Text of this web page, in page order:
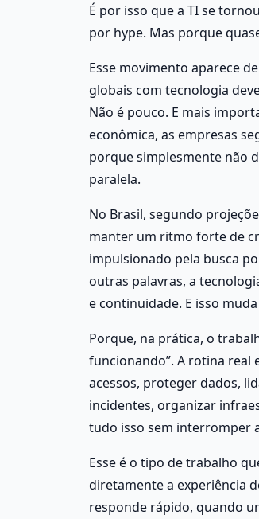
É por isso que a TI se
por hype. Mas porque
Esse movimento aparece
globais com tecnologia
Não é pouco. E mais
econômica, as empresas
porque simplesmente não
paralela.
No Brasil, segundo
manter um ritmo forte de
impulsionado pela busca
outras palavras, a
e continuidade. E isso
Porque, na prática, o
funcionando”. A rotina
acessos, proteger dados,
incidentes, organizar
tudo isso sem interromper
Esse é o tipo de trabalho
diretamente a experiência
responde rápido, quando